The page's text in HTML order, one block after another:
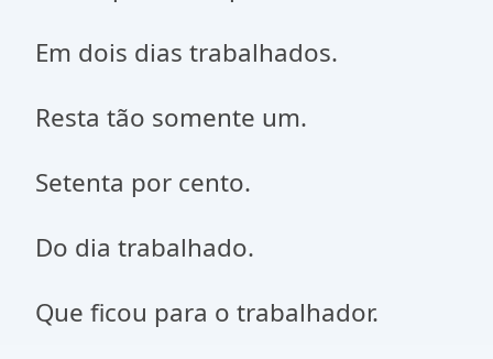
Em dois dias trabalhados.
Resta tão somente um.
Setenta por cento.
Do dia trabalhado.
Que ficou para o trabalhador.